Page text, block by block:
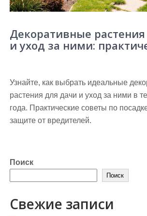
Декоративные
и уход за ними:
Узнайте, как выбрать идеальные
растения для дачи и уход за ними в
года. Практические советы по
защите от вредителей.
Поиск
Поиск
Свежие записи